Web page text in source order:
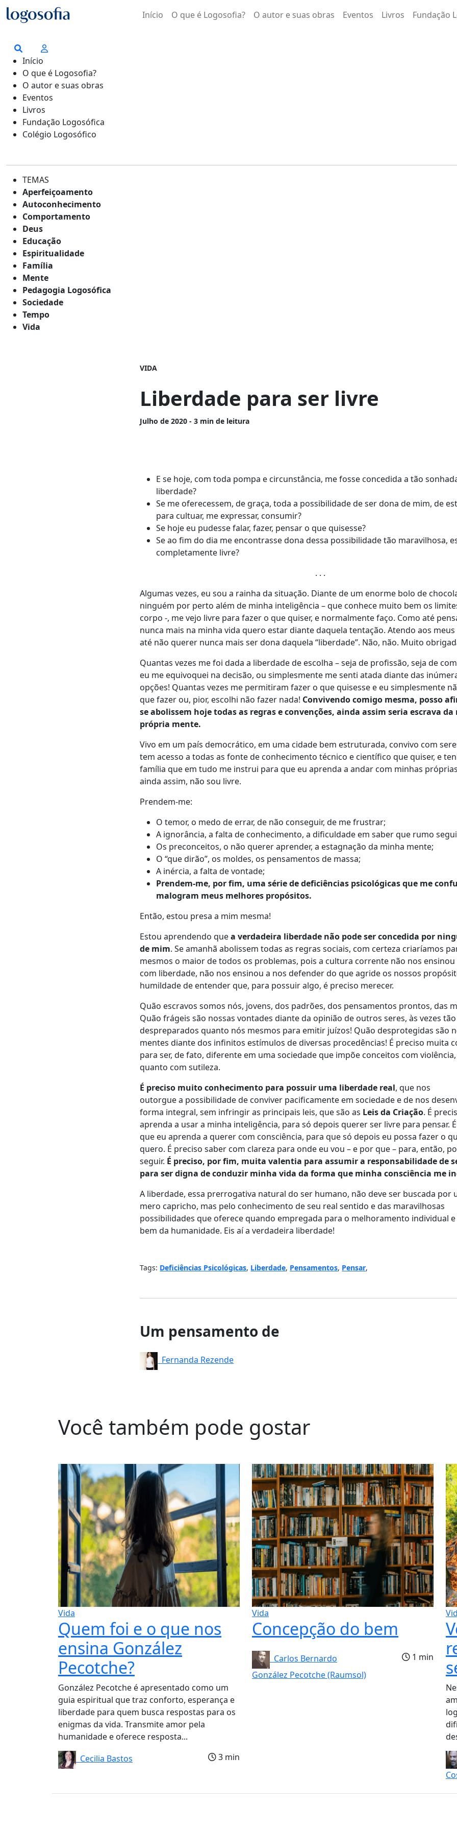
Início O que é Logosofia? O autor e suas obras Eventos Livros Fundação
Início
O que é Logosofia?
O autor e suas obras
Eventos
Livros
Fundação Logosófica
Colégio Logosófico
TEMAS
Aperfeiçoamento
Autoconhecimento
Comportamento
Deus
Educação
Espiritualidade
Família
Mente
Pedagogia Logosófica
Sociedade
Tempo
Vida
VIDA
Liberdade para ser livre
Julhode 2020 - 3 min de leitura
E se hoje, com toda pompa e circunstância, me fosse concedida a tão
liberdade?
Se me oferecessem, de graça, toda a possibilidade de ser dona de mim, de
para cultuar, me expressar, consumir?
Se hoje eu pudesse falar, fazer, pensar o que quisesse?
Se ao fim do dia me encontrasse dona dessa possibilidade tão maravilhosa,
completamente livre?
. . .
Algumas vezes, eu sou a rainha da situação. Diante de um enorme bolo de
ninguém por perto além de minha inteligência – que conhece muito bem os
corpo -, me vejo livre para fazer o que quiser, e normalmente faço. Como até
nunca mais na minha vida quero estar diante daquela tentação.Atendo aos
até não querer nunca mais ser dona daquela “liberdade”. Não, não. Muito
Quantas vezes me foi dada a liberdade de escolha – seja de profissão, seja de
eu me equivoquei na decisão, ou simplesmente me senti atada diante das
opções! Quantas vezes me permitiram fazer o que quisesse e eu simplesmente
que fazer ou, pior, escolhi não fazer nada! Convivendo comigo mesma, posso
se abolissem hoje todas as regras e convenções, ainda assim seria escrava
própria mente.
Vivo em um país democrático, em uma cidade bem estruturada, convivo com
tem acesso a todas as fonte de conhecimento técnico e científico que quiser, e
família que em tudo me instrui para que eu aprenda a andar com minhas
ainda assim, não sou livre.
Prendem-me:
O temor, o medo de errar, de não conseguir, de me frustrar;
A ignorância, a falta de conhecimento, a dificuldade em saber que rumo
Os preconceitos, o não querer aprender, a estagnação da minha mente;
O “que dirão”, os moldes, os pensamentos de massa;
A inércia, a falta de vontade;
Prendem-me, por fim, uma série de deficiências psicológicas que me
malogram meus melhores propósitos.
Então, estou presa a mim mesma!
Estou aprendendo quea verdadeira liberdade não pode ser concedida por
de mim.Se amanhã abolissem todas as regras sociais, com certeza criaríamos
mesmos o maior de todos os problemas, pois a cultura corrente não nos ensinou
com liberdade, não nos ensinou a nos defender do que agride os nossos
humildade de entender que, para possuir algo, é preciso merecer.
Quão escravos somos nós, jovens, dos padrões, dos pensamentos prontos, das
Quão frágeis são nossas vontades diante da opinião de outros seres, às vezes tão
despreparados quanto nós mesmos para emitir juízos! Quão desprotegidas são
mentes diante dos infinitos estímulos de diversas procedências! É preciso muita
para ser, de fato, diferente em uma sociedade que impõe conceitos com
quanto com sutileza.
É preciso muito conhecimento para possuir uma liberdade real, que nos
outorguea possibilidade de conviver pacificamente em sociedade e de nos
forma integral, sem infringir as principais leis, que são as Leis da Criação. É
aprenda a usar a minha inteligência, para só depois querer ser livre para pensar. É
que eu aprenda a querer com consciência, para que só depois eu possa fazer o
quero. É preciso saber com clareza para onde eu vou – e por que – para, então,
seguir. É preciso, por fim, muita valentia para assumir a responsabilidade de
para ser digna de conduzir minha vida da forma que minha consciência me
A liberdade, essa prerrogativa natural do ser humano, não deve ser buscada por
mero capricho, mas pelo conhecimento de seu real sentido e das maravilhosas
possibilidades que oferece quando empregada para o melhoramento individual
bem da humanidade. Eis aí a verdadeira liberdade!
Tags: Deficiências Psicológicas, Liberdade, Pensamentos, Pensar,
Um pensamento de
Fernanda Rezende
Você também pode gostar
Vida
Quem foi e o que nos
ensina González
Pecotche?
González Pecotche é apresentado como um
guia espiritual que traz conforto, esperança e
liberdade para quem busca respostas para os
enigmas da vida. Transmite amor pela
humanidade e oferece resposta...
Cecilia Bastos
3 min
Vida
Concepção do bem
Carlos Bernardo
González Pecotche (Raumsol)
1 min